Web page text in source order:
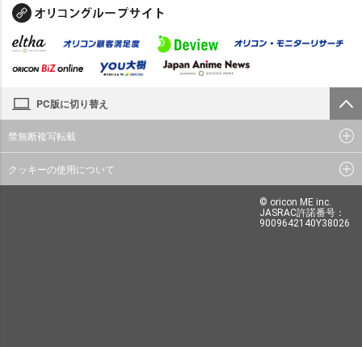
PC版に切り替え
禁無断複写転載
クッキーの使用について
© oricon ME inc.
JASRAC許諾番号：
9009642140Y38026